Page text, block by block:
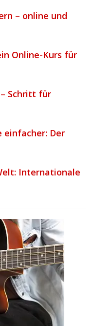
– online und
Online-Kurs für
Schritt für
einfacher: Der
Internationale